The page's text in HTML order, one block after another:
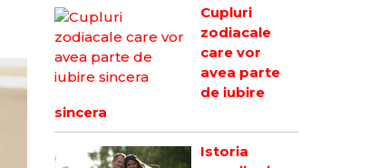
Cupluri
zodiacale
care vor
avea parte
de iubire
sincera
Istoria